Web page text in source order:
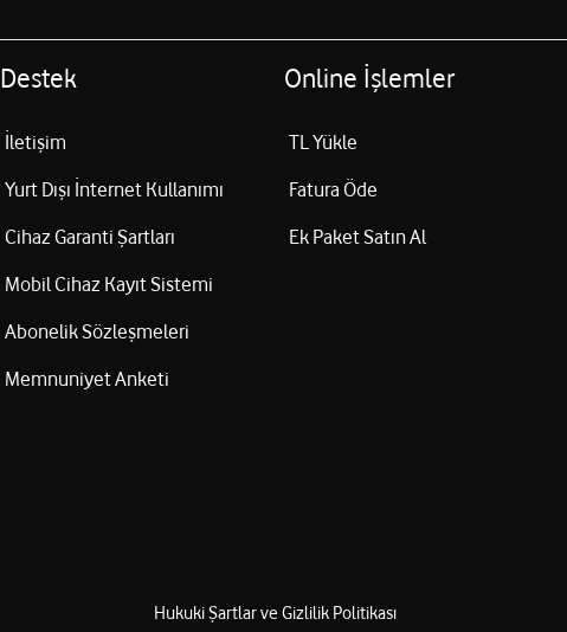
Destek
İletişim
Yurt Dışı İnternet Kullanımı
Cihaz Garanti Şartları
Mobil Cihaz Kayıt Sistemi
Abonelik Sözleşmeleri
Memnuniyet Anketi
Online İşlemler
TL Yükle
Fatura Öde
Ek Paket Satın Al
Hukuki Şartlar ve Gizlilik Politikası